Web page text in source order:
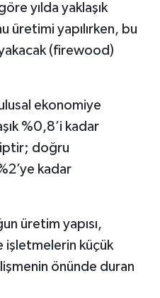
yılda yaklaşık
üretimi yapılırken, bu
(firewood)
ekonomiye
%0,8’i kadar
doğru
kadar
üretim yapısı,
işletmelerin küçük
önünde duran